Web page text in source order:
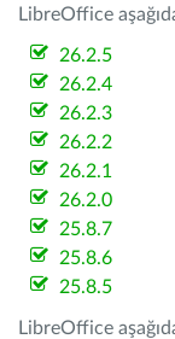
LibreOffice
26.2.5
26.2.4
26.2.3
26.2.2
26.2.1
26.2.0
25.8.7
25.8.6
25.8.5
LibreOffice